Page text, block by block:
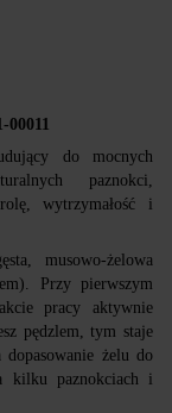
00011
do mocnych
paznokci,
wytrzymałość i
musowo-żelowa
Przy pierwszym
pracy aktywnie
pędzlem, tym staje
żelu do
kilku paznokciach i